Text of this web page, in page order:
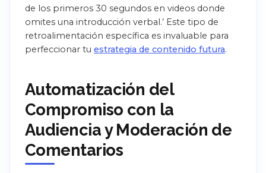
de los primeros 30 segundos en videos donde
omites una introducción verbal.’ Este tipo de
retroalimentación específica es invaluable para
perfeccionar tu estrategia de contenido futura.
Automatización del
Compromiso con la
Audiencia y Moderación de
Comentarios